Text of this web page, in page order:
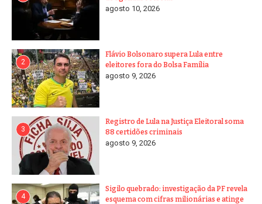
agosto 10, 2026
2
Flávio Bolsonaro supera Lula entre
eleitores fora do Bolsa Família
agosto 9, 2026
3
Registro de Lula na Justiça Eleitoral soma
88 certidões criminais
agosto 9, 2026
4
Sigilo quebrado: investigação da PF revela
esquema com cifras milionárias e atinge